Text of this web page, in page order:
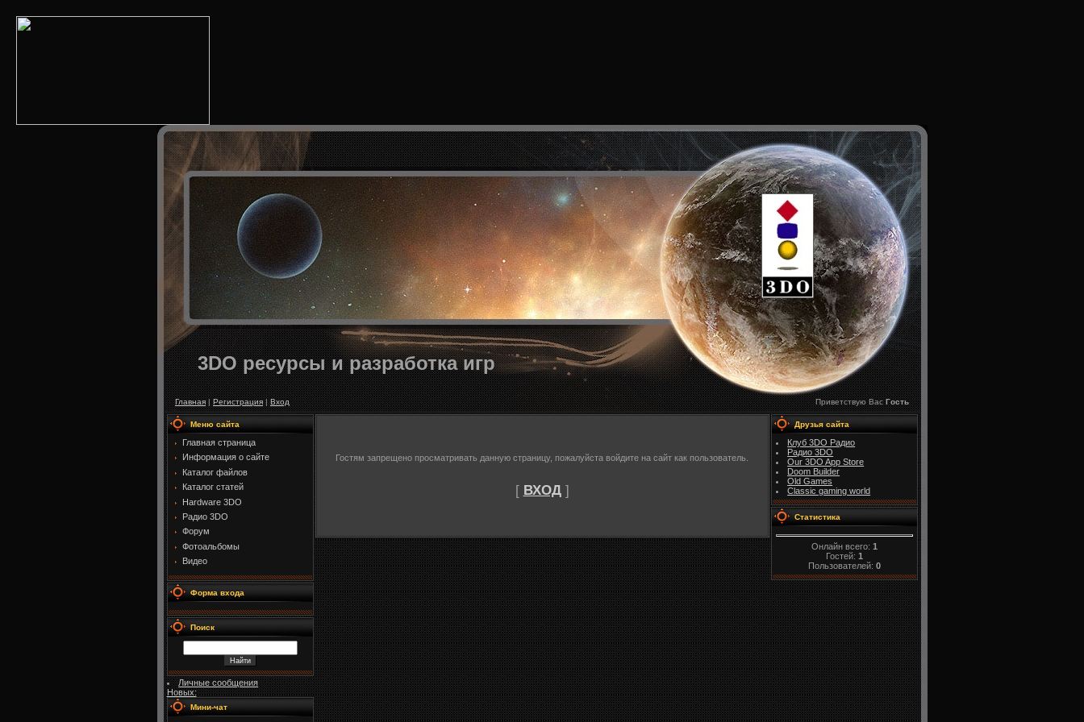
3DO ресурсы и разработка игр
Главная|Регистрация|Вход Приветствую Вас Гость
Меню сайта
Главная страница
Информация о сайте
Каталог файлов
Каталог статей
Hardware 3DO
Радио 3DO
Форум
Фотоальбомы
Видео
Форма входа
Поиск
Личные сообщения
Новых:
Мини-чат
Гостям запрещено просматривать данную страницу, пожалуйста войдите на сайт как пользователь.
[ ВХОД]
Друзья сайта
Клуб 3DO Радио
Радио 3DO
Our 3DO App Store
Doom Builder
Old Games
Classic gaming world
Статистика
Онлайн всего: 1
Гостей: 1
Пользователей: 0